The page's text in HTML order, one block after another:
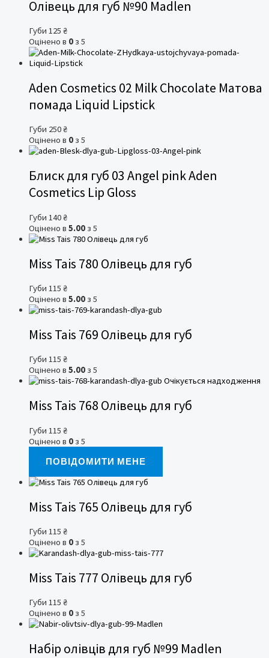
Олівець для губ №90 Madlen
Губи 125 ₴
Оцінено в 0 з 5
Aden Cosmetics 02 Milk Chocolate Матова
помада Liquid Lipstick
Губи 250₴
Оцінено в 0 з 5
Блиск для губ 03 Angel pink Aden
Cosmetics Lip Gloss
Губи 140₴
Оцінено в 5.00 з 5
Miss Tais 780 Олівець для губ
Губи 115 ₴
Оцінено в 5.00 з 5
Miss Tais 769 Олівець для губ
Губи 115 ₴
Оцінено в 5.00 з 5
Очікується надходження
Miss Tais 768 Олівець для губ
Губи 115 ₴
Оцінено в 0 з 5
ПОВІДОМИТИ МЕНЕ
Miss Tais 765 Олівець для губ
Губи 115 ₴
Оцінено в 0 з 5
Miss Tais 777 Олівець для губ
Губи 115 ₴
Оцінено в 0 з 5
Набір олівців для губ №99 Madlen